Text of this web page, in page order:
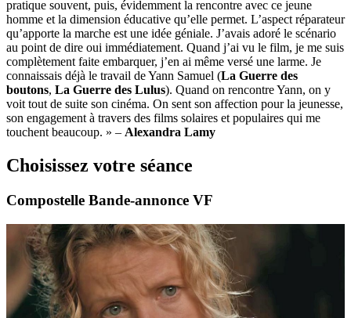
pratique souvent, puis, évidemment la rencontre avec ce jeune
homme et la dimension éducative qu’elle permet. L’aspect réparateur
qu’apporte la marche est une idée géniale. J’avais adoré le scénario
au point de dire oui immédiatement. Quand j’ai vu le film, je me suis
complètement faite embarquer, j’en ai même versé une larme. Je
connaissais déjà le travail de Yann Samuel (La Guerre des
boutons, La Guerre des Lulus). Quand on rencontre Yann, on y
voit tout de suite son cinéma. On sent son affection pour la jeunesse,
son engagement à travers des films solaires et populaires qui me
touchent beaucoup. » – Alexandra Lamy
Choisissez votre séance
Compostelle Bande-annonce VF